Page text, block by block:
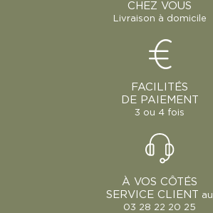
CHEZ VOUS
Livraison à domicile
FACILITÉS
DE PAIEMENT
3 ou 4 fois
À VOS CÔTÉS
SERVICE CLIENT
au
03 28 22 20 25